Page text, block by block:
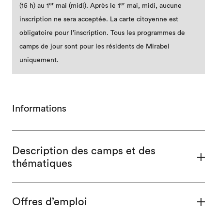
(15 h) au 1er mai (midi). Après le 1er mai, midi, aucune
inscription ne sera acceptée. La carte citoyenne est
obligatoire pour l'inscription. Tous les programmes de
camps de jour sont pour les résidents de Mirabel
uniquement.
Informations
Description des camps et des
thématiques
Offres d’emploi